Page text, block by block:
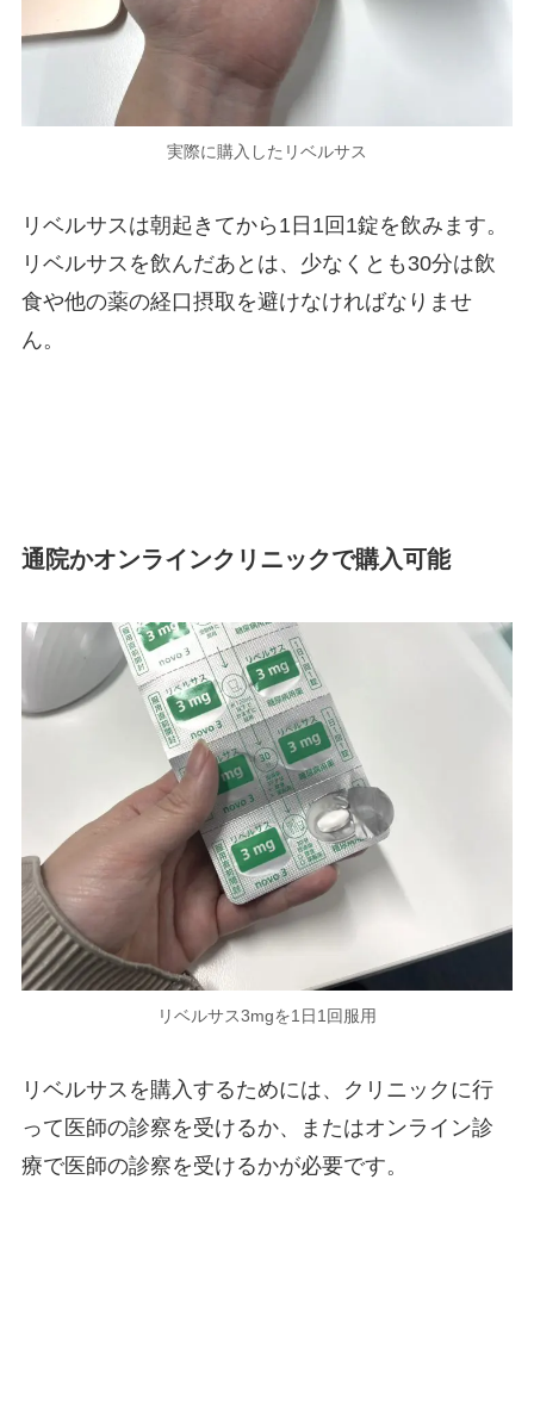
実際に購入したリベルサス
リベルサスは朝起きてから1日1回1錠を飲みます。
リベルサスを飲んだあとは、少なくとも30分は飲
食や他の薬の経口摂取を避けなければなりませ
ん。
通院かオンラインクリニックで購入可能
リベルサス3mgを1日1回服用
リベルサスを購入するためには、クリニックに行
って医師の診察を受けるか、またはオンライン診
療で医師の診察を受けるかが必要です。